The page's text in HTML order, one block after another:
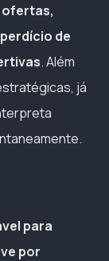
de
. Além
já
para
por